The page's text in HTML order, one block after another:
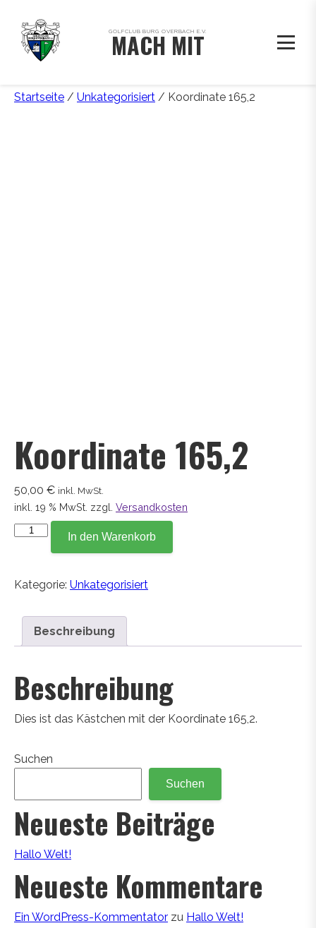
GOLFCLUB BURG OVERBACH E.V.
MACH MIT
Startseite / Unkategorisiert / Koordinate 165,2
Koordinate 165,2
50,00 € inkl. MwSt.
inkl. 19 % MwSt. zzgl. Versandkosten
Koordinate
In den Warenkorb
Kategorie: Unkategorisiert
Beschreibung
Beschreibung
Dies ist das Kästchen mit der Koordinate 165,2.
Suchen
Suchen
Neueste Beiträge
Hallo Welt!
Neueste Kommentare
Ein WordPress-Kommentator zu Hallo Welt!